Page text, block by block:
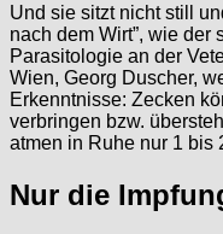
Und sie sitzt nicht still
nach dem Wirt”, wie der
Parasitologie an der
Wien, Georg Duscher,
Erkenntnisse: Zecken
verbringen bzw.
atmen in Ruhe nur 1 bis
Nur die